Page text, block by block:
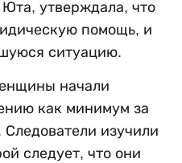
утверждала, что
помощь, и
ситуацию.
начали
как минимум за
изучили
следует, что они